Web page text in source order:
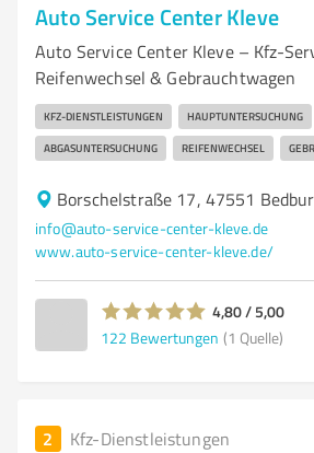
Auto Service Center Kleve
Auto Service Center Kleve – Kfz-
Reifenwechsel & Gebrauchtwagen
KFZ-DIENSTLEISTUNGEN HAUPTUNTERSUCHUNG
ABGASUNTERSUCHUNG REIFENWECHSEL
Borschelstraße 17, 47551
info@auto-service-center-kleve.de
www.auto-service-center-kleve.de/
4,80 / 5,00
122 Bewertungen (1 Quelle)
2 Kfz-Dienstleistungen